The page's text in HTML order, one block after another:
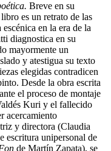
Breve en su
es un retrato de las
en la era de la
diagnostica en su
mayormente un
y atestigua su texto
elegidas contradicen
Desde la obra escrita
el proceso de montaje
Kuri y el fallecido
acercamiento
y directora (Claudia
escritura unipersonal de
de Martín Zapata), se